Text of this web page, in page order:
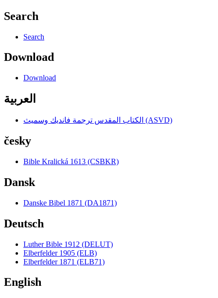
Search
Search
Download
Download
العربية
الكتاب المقدس ترجمة فانديك وسميث (ASVD)
česky
Bible Kralická 1613 (CSBKR)
Dansk
Danske Bibel 1871 (DA1871)
Deutsch
Luther Bible 1912 (DELUT)
Elberfelder 1905 (ELB)
Elberfelder 1871 (ELB71)
English